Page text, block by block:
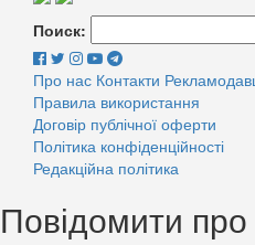
Поиск:
Про нас Контакти
Правила використання
Договір публічної оферти
Політика конфіденційності
Редакційна політика
Повідомити